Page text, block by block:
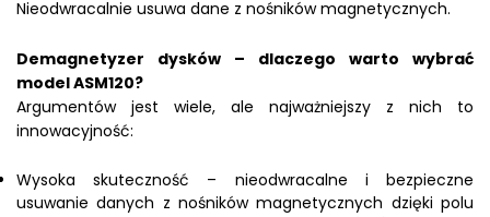
Nieodwracalnie usuwa dane z nośników magnetycznych.
Demagnetyzer dysków – dlaczego warto wybrać
model ASM120?
Argumentów jest wiele, ale najważniejszy z nich to
innowacyjność:
Wysoka skuteczność – nieodwracalne i bezpieczne
usuwanie danych z nośników magnetycznych dzięki polu